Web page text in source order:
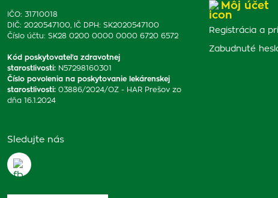
IČO: 31710018
DIČ: 2020547100, IČ DPH: SK2020547100
Číslo účtu: SK28 0200 0000 0000 6720 6572
Kód poskytovateľa zdravotnej
starostlivosti: N57298160301
Číslo povolenia na poskytovanie lekárenskej
starostlivosti: 03886/2024/OZ - HAR Prešov zo
dňa 16.1.2024
Sledujte nás
Môj účet
Registrácia a
Zabudnuté